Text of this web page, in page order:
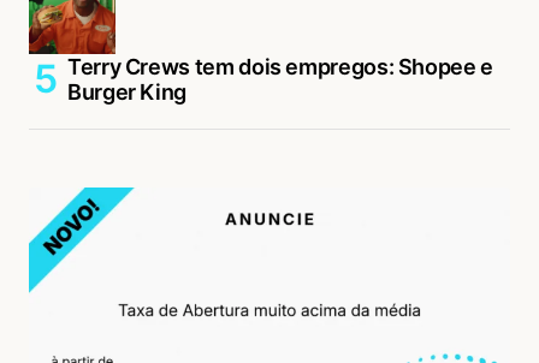
Terry Crews tem dois empregos: Shopee e
Burger King